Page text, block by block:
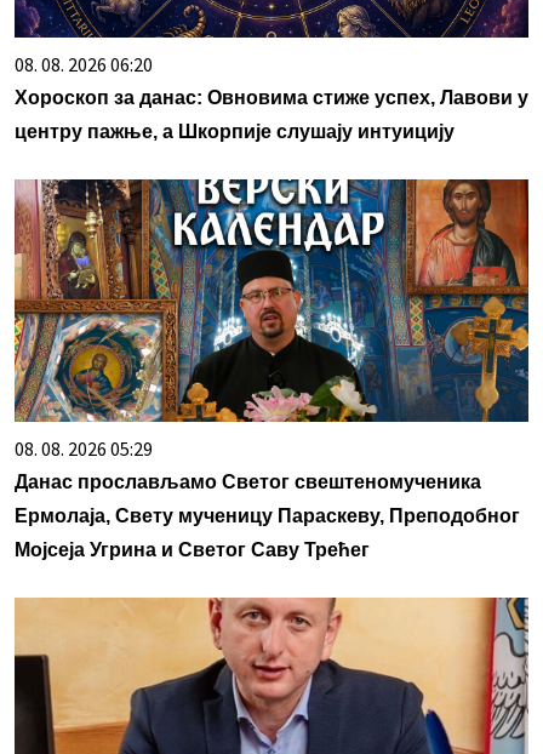
08. 08. 2026 06:20
Хороскоп за данас: Овновима стиже успех, Лавови у
центру пажње, а Шкорпије слушају интуицију
08. 08. 2026 05:29
Данас прослављамо Светог свештеномученика
Ермолаја, Свету мученицу Параскеву, Преподобног
Мојсеја Угрина и Светог Саву Трећег